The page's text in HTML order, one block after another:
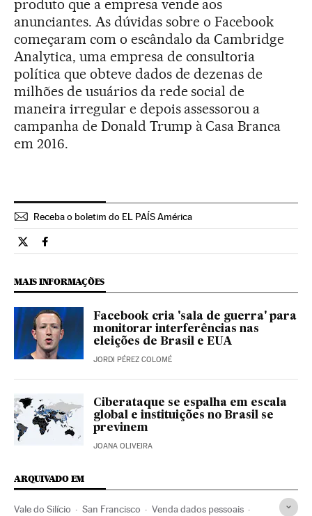
produto que a empresa vende aos
anunciantes. As dúvidas sobre o Facebook
começaram com o escândalo da Cambridge
Analytica, uma empresa de consultoria
política que obteve dados de dezenas de
milhões de usuários da rede social de
maneira irregular e depois assessorou a
campanha de Donald Trump à Casa Branca
em 2016.
Receba o boletim do EL PAÍS América
Tecnologia El País Brasil en Twitter
Tecnologia El País Brasil en Facebook
MAIS INFORMAÇÕES
Facebook cria 'sala de guerra' para
monitorar interferências nas
eleições de Brasil e EUA
JORDI PÉREZ COLOMÉ
Ciberataque se espalha em escala
global e instituições no Brasil se
previnem
JOANA OLIVEIRA
ARQUIVADO EM
Vale do Silício San Francisco Venda dados pessoais